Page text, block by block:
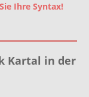
Ihre Syntax!
Kartal in der